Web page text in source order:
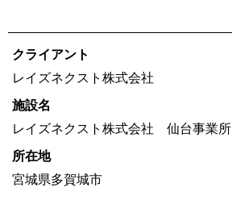
クライアント
レイズネクスト株式会社
施設名
レイズネクスト株式会社 仙台事業所
所在地
宮城県多賀城市